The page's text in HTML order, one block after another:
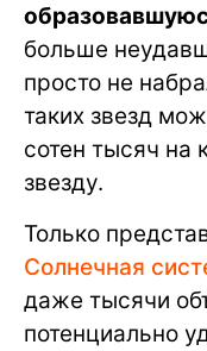
больше
просто не
таких звезд
сотен тысяч
звезду.
Только
Солнечная
даже тысячи
потенциально